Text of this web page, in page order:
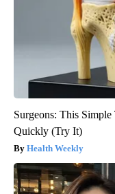
Surgeons: This
Quickly (Try It)
Health Weekly